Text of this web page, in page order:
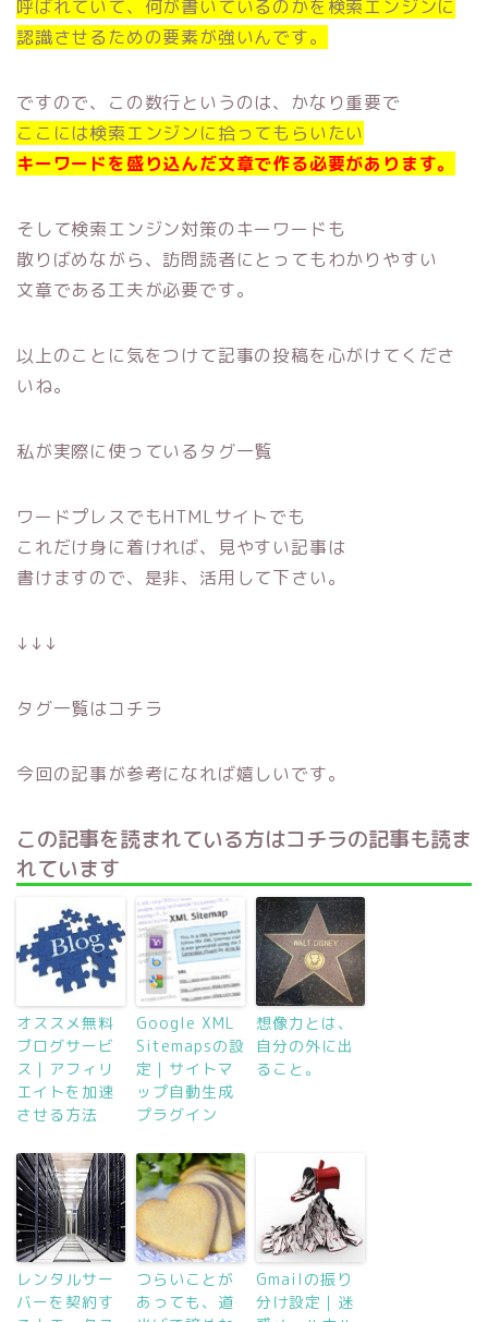
呼ばれていて、何が書いているのかを検索エンジンに
認識させるための要素が強いんです。
ですので、この数行というのは、かなり重要で
ここには検索エンジンに拾ってもらいたい
キーワードを盛り込んだ文章で作る必要があります。
そして検索エンジン対策のキーワードも
散りばめながら、訪問読者にとってもわかりやすい
文章である工夫が必要です。
以上のことに気をつけて記事の投稿を心がけてくださ
いね。
私が実際に使っているタグ一覧
ワードプレスでもHTMLサイトでも
これだけ身に着ければ、見やすい記事は
書けますので、是非、活用して下さい。
↓↓↓
タグ一覧はコチラ
今回の記事が参考になれば嬉しいです。
この記事を読まれている方はコチラの記事も読ま
れています
オススメ無料
ブログサービ
ス｜アフィリ
エイトを加速
させる方法
Google XML
Sitemapsの設
定｜サイトマ
ップ自動生成
プラグイン
想像力とは、
自分の外に出
ること。
レンタルサー
バーを契約す
つらいことが
あっても、道
Gmailの振り
分け設定｜迷